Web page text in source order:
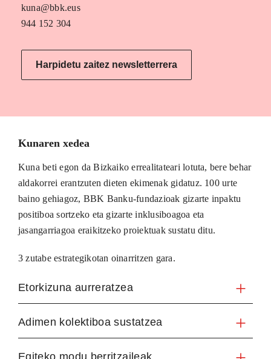
kuna@bbk.eus
944 152 304
Harpidetu zaitez newsletterrera
Kunaren xedea
Kuna beti egon da Bizkaiko errealitateari lotuta, bere behar
aldakorrei erantzuten dieten ekimenak gidatuz. 100 urte
baino gehiagoz, BBK Banku-fundazioak gizarte inpaktu
positiboa sortzeko eta gizarte inklusiboagoa eta
jasangarriagoa eraikitzeko proiektuak sustatu ditu.
3 zutabe estrategikotan oinarritzen gara.
Etorkizuna aurreratzea
Adimen kolektiboa sustatzea
Egiteko modu berritzaileak